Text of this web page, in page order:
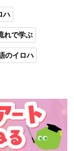
ハ
れで学ぶ
のイロハ